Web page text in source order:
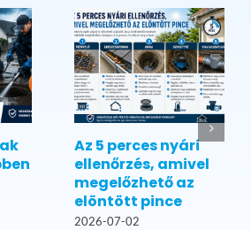
Az 5 perces nyári
ellenőrzés, amivel
megelőzhető az
elöntött pince
2026-07-02